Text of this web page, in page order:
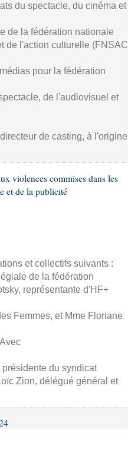
du spectacle, du cinéma et
de la fédération nationale
de l'action culturelle (FNSAC
pour la fédération
de l'audiovisuel et
de casting, à l'origine
violences commises dans les
et de la publicité
et collectifs suivants :
de la fédération
représentante d'HF+
Femmes, et Mme Floriane
du syndicat
Zion, délégué général et